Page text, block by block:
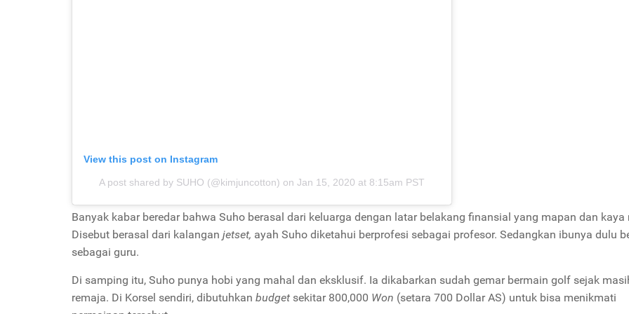
View this post on Instagram
A post shared by SUHO (@kimjuncotton) on Jan 15, 2020 at 8:15am PST
Banyak kabar beredar bahwa Suho berasal dari keluarga dengan latar belakang finansial yang mapan dan kaya
Disebut berasal dari kalangan jetset, ayah Suho diketahui berprofesi sebagai profesor. Sedangkan ibunya dulu
sebagai guru.
Di samping itu, Suho punya hobi yang mahal dan eksklusif. Ia dikabarkan sudah gemar bermain golf sejak
remaja. Di Korsel sendiri, dibutuhkan budget sekitar 800,000 Won (setara 700 Dollar AS) untuk bisa menikmati